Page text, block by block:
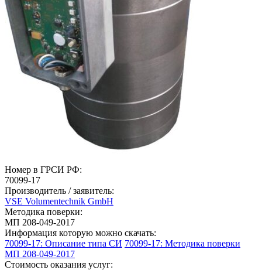
Номер в ГРСИ РФ:
70099-17
Производитель / заявитель:
VSE Volumentechnik GmbH
Методика поверки:
МП 208-049-2017
Информация которую можно скачать:
70099-17: Описание типа СИ 70099-17: Методика поверки
МП 208-049-2017
Стоимость оказания услуг: